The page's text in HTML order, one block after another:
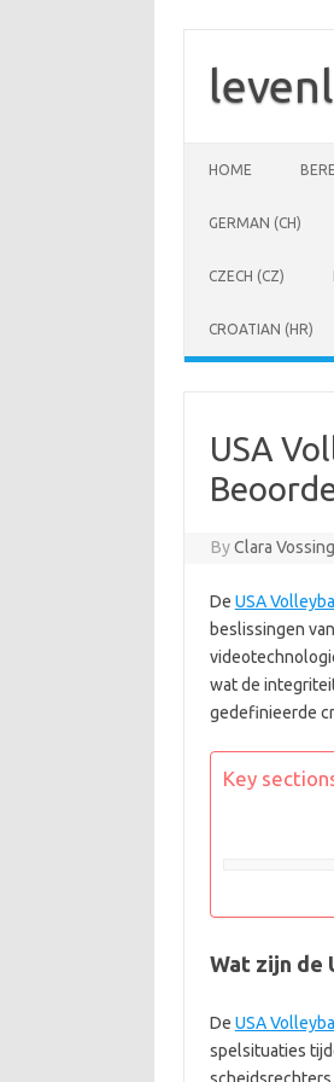
content
HOME
GERMAN (CH)
CZECH (CZ)
CROATIAN (HR)
USA
ByClara
De USA
beslissingen
wat de
gedefinieerde
Key
Wat zijn de
De USA
spelsituaties